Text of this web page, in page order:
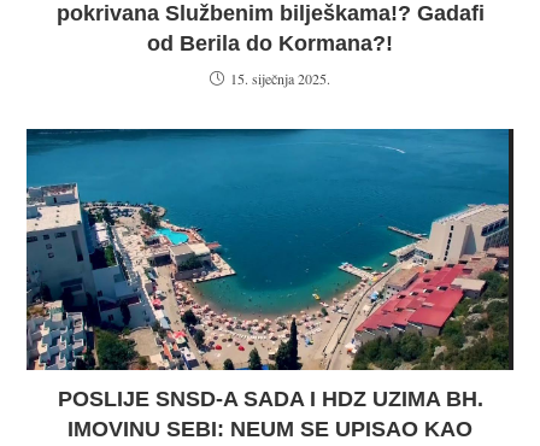
pokrivana Službenim bilješkama!? Gadafi
od Berila do Kormana?!
15. siječnja 2025.
POSLIJE SNSD-A SADA I HDZ UZIMA BH.
IMOVINU SEBI: NEUM SE UPISAO KAO